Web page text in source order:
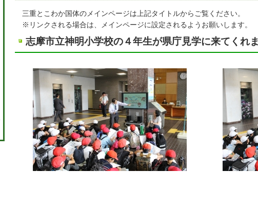
三重とこわか国体のメインページは上記タイトルからご覧ください。
※リンクされる場合は、メインページに設定されるようお願いします。
志摩市立神明小学校の４年生が県庁見学に来てくれ